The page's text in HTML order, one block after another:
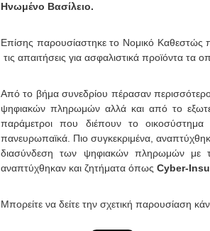
Ηνωμένο Βασίλειο.
Επίσης παρουσίαστηκε το Νομικό Καθεστώς
τις απαιτήσεις για ασφαλιστικά προϊόντα τα
Από το βήμα συνεδρίου πέρασαν
ψηφιακών πληρωμών αλλά και από το
παράμετροι που διέπουν το
πανευρωπαϊκά. Πιο συγκεκριμένα,
διασύνδεση των ψηφιακών πληρωμών με
αναπτύχθηκαν και ζητήματα όπως Cyber-
Μπορείτε να δείτε την σχετική παρουσίαση